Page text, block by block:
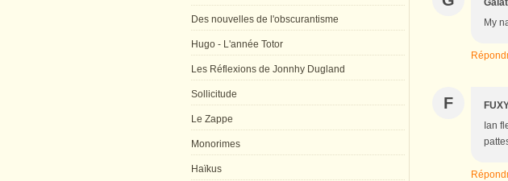
Des nouvelles de l'obscurantisme
Hugo - L'année Totor
Les Réflexions de Jonnhy Dugland
Sollicitude
Le Zappe
Monorimes
Haïkus
My
F
Ian